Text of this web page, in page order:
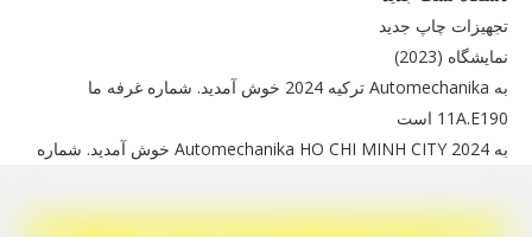
تجهیزات چاپ جدید
نمایشگاه (2023)
به Automechanika ترکیه 2024 خوش آمدید. شماره غرفه ما
11A.E190 است
به Automechanika HO CHI MINH CITY 2024 خوش آمدید. شماره